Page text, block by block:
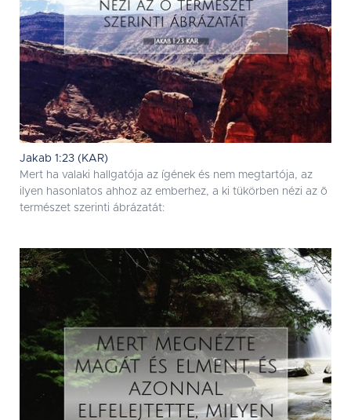
Jakab 1:23 (KAR)
Mert ha valaki hallgatója az ígének és nem megtartója, az
ilyen hasonlatos ahhoz az emberhez, a ki tükörben nézi az õ
természet szerinti ábrázatát: